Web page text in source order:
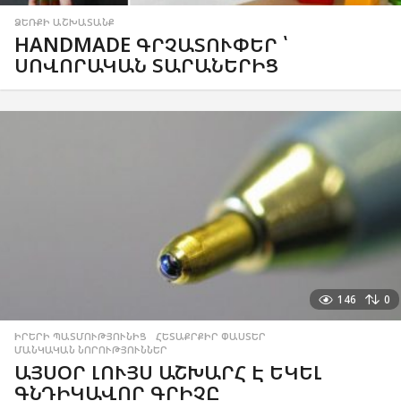
ՁԵՌՔԻ ԱՇԽԱՏԱՆՔ
HANDMADE ԳՐՉԱՏՈՒՓԵՐ ՝
ՍՈՎՈՐԱԿԱՆ ՏԱՐԱՆԵՐԻՑ
146 0
ԻՐԵՐԻ ՊԱՏՄՈՒԹՅՈՒՆԻՑ ,ՀԵՏԱՔՐՔԻՐ ՓԱՍՏԵՐ
ՄԱՆԿԱԿԱՆ ՆՈՐՈՒԹՅՈՒՆՆԵՐ
ԱՅՍՕՐ ԼՈՒՅՍ ԱՇԽԱՐՀ Է ԵԿԵԼ
ԳՆԴԻԿԱՎՈՐ ԳՐԻՉԸ